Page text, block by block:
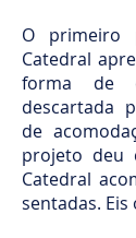
O primeiro
Catedral
forma de
descartada
de
projeto deu
Catedral
sentadas.